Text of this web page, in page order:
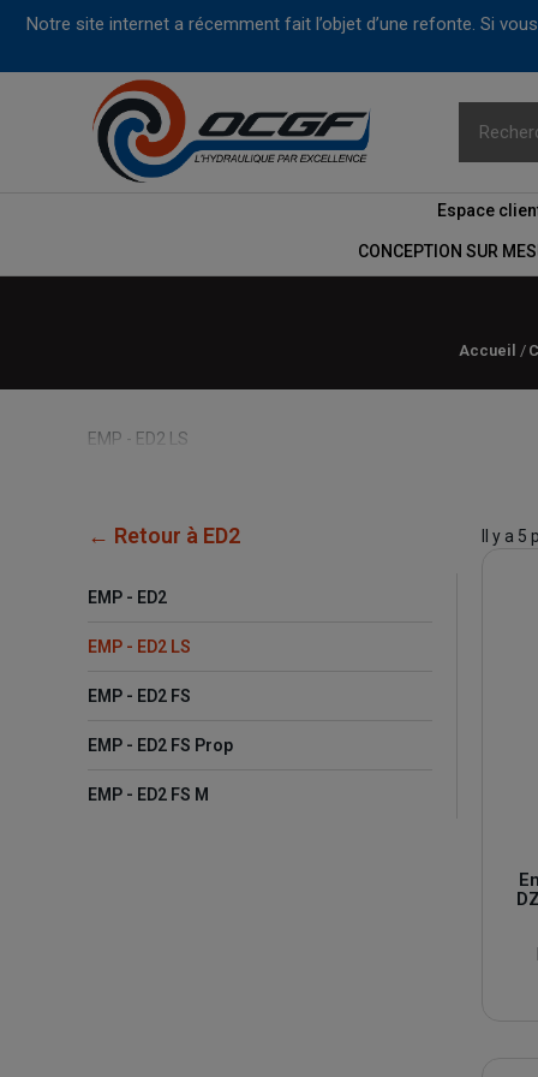
Notre site internet a récemment fait l’objet d’une refonte. Si
Espace
CONCEPTION SUR
Accueil
EMP - ED2 LS
← Retour à ED2
EMP - ED2
EMP - ED2 LS
EMP - ED2 FS
EMP - ED2 FS Prop
EMP - ED2 FS M
Il y a 5